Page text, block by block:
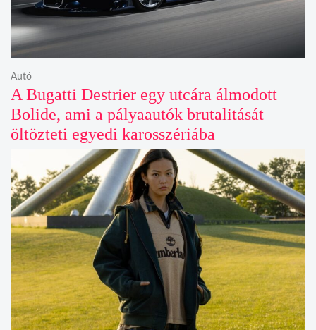
A Bugatti Destrier egy utcára álmodott
Bolide, ami a pályaautók brutalitását
öltözteti egyedi karosszériába
Autó